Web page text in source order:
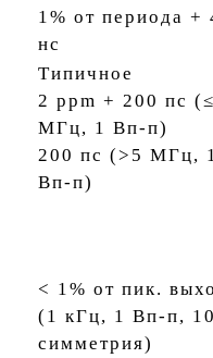
1% от периода +
нс
Типичное
2 ppm + 200 пс
МГц, 1 Вп-п)
200 пс (>5 МГц,
Вп-п)
< 1% от пик.
(1 кГц, 1 Вп-п,
симметрия)